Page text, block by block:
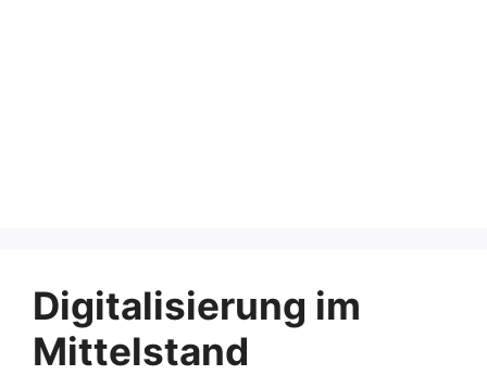
Digitalisierung im
Mittelstand